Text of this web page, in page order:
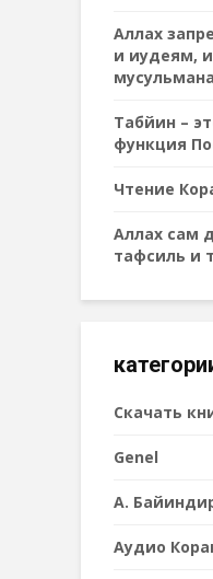
Аллах
и иудеям,
Табйин –
функция
Чтение
Аллах сам
тафсиль и
Cкачать
Genel
А.
Аудио